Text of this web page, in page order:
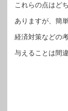
これらの点はど
ありますが、簡
経済対策などの
与えることは間